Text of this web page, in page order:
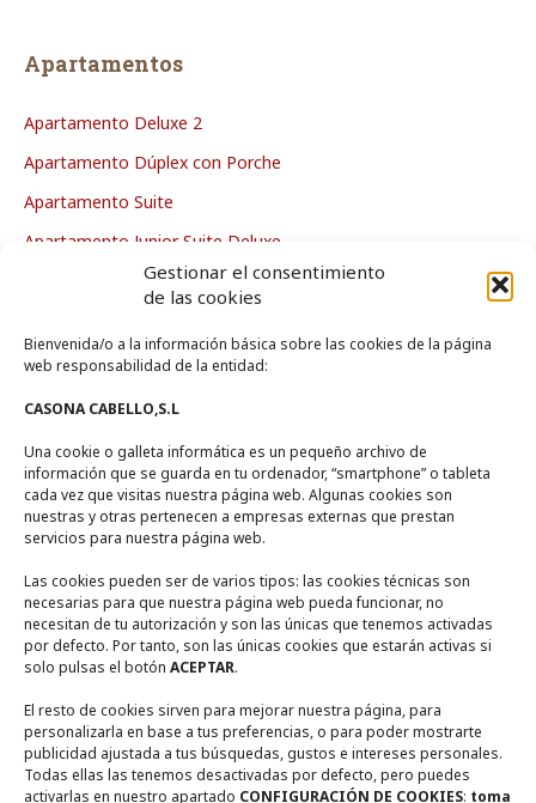
Gestionar el consentimiento
de las cookies
Bienvenida/o a la información básica sobre las cookies de la página
web responsabilidad de la entidad:
CASONA CABELLO,S.L
Una cookie o galleta informática es un pequeño archivo de
información que se guarda en tu ordenador, “smartphone” o tableta
cada vez que visitas nuestra página web. Algunas cookies son
nuestras y otras pertenecen a empresas externas que prestan
servicios para nuestra página web.
Las cookies pueden ser de varios tipos: las cookies técnicas son
necesarias para que nuestra página web pueda funcionar, no
necesitan de tu autorización y son las únicas que tenemos activadas
por defecto. Por tanto, son las únicas cookies que estarán activas si
solo pulsas el botón ACEPTAR.
El resto de cookies sirven para mejorar nuestra página, para
personalizarla en base a tus preferencias, o para poder mostrarte
publicidad ajustada a tus búsquedas, gustos e intereses personales.
Todas ellas las tenemos desactivadas por defecto, pero puedes
activarlas en nuestro apartado CONFIGURACIÓN DE COOKIES: toma
Apartamentos
Apartamento Deluxe 2
Apartamento Dúplex con Porche
Apartamento Suite
Apartamento Junior Suite Deluxe
Apartamento Deluxe
La Casa
Zona de Piscina
Zonas Comunes
Entorno
Contacto
Calle Encina Nº 10, (13249) Ruidera, Ciudad Real
+ 34 655948356